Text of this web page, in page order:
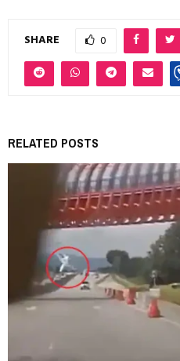
SHARE 0
RELATED POSTS